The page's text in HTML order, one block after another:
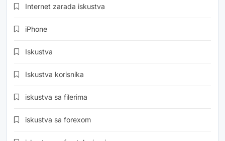
Internet zarada iskustva
iPhone
Iskustva
Iskustva korisnika
iskustva sa filerima
iskustva sa forexom